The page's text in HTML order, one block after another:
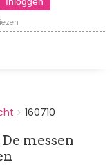
160710
messen